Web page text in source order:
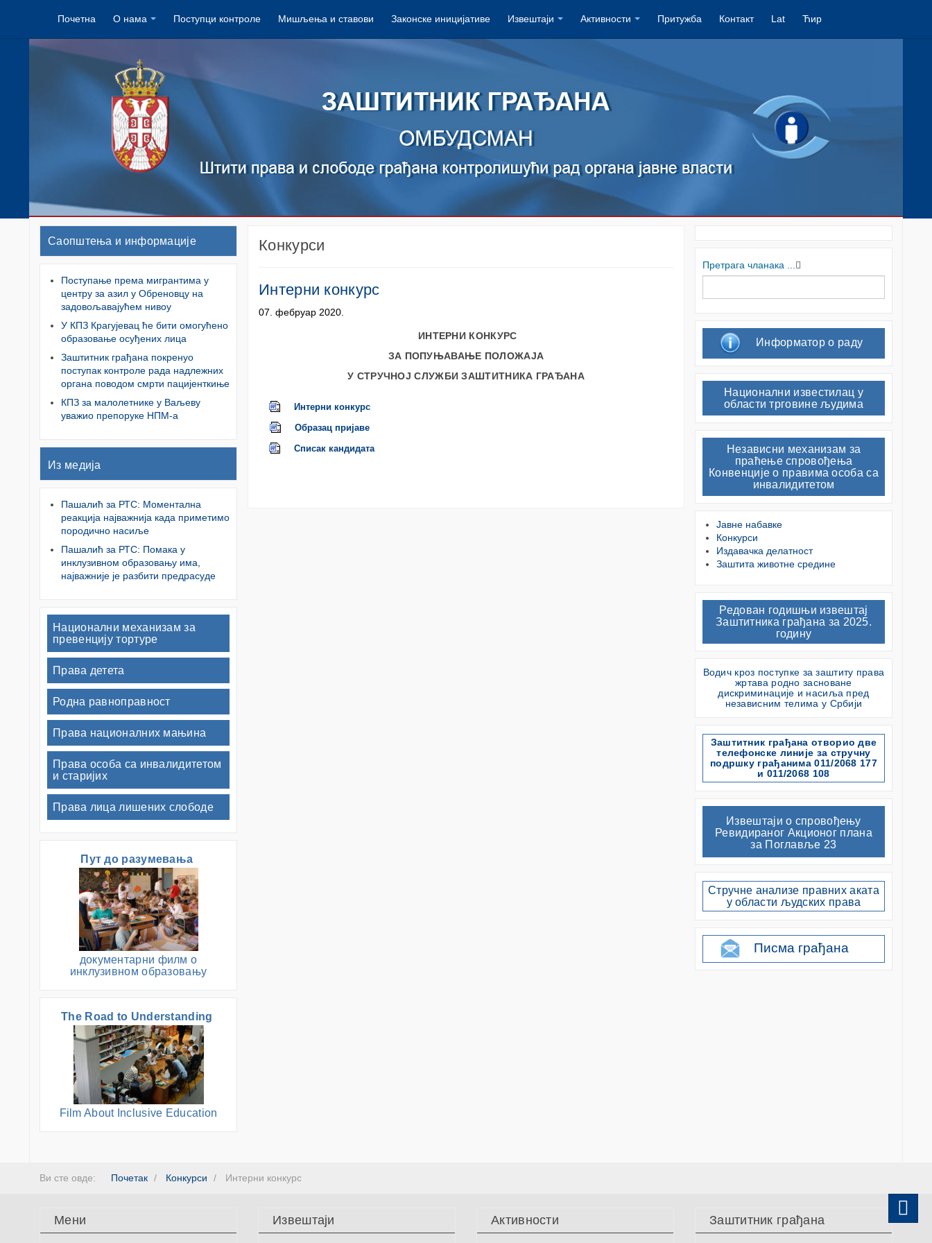
Почетна О нама Поступци контроле Мишљења и ставови Законске иницијативе Извештаји Активности Притужба Контакт Lat Ћир
Конкурси
Интерни конкурс
07. фебруар 2020.
ИНТЕРНИ КОНКУРС
ЗА ПОПУЊАВАЊЕ ПОЛОЖАЈА
У СТРУЧНОЈ СЛУЖБИ ЗАШТИТНИКА ГРАЂАНА
Интерни конкурс
Образац пријаве
Списак кандидата
Саопштења и информације
Поступање према мигрантима у
центру за азил у Обреновцу на
задовољавајућем нивоу
У КПЗ Крагујевац ће бити омогућено
образовање осуђених лица
Заштитник грађана покренуо
поступак контроле рада надлежних
органа поводом смрти пацијенткиње
КПЗ за малолетнике у Ваљеву
уважио препоруке НПМ-а
Из медија
Пашалић за РТС: Моментална
реакција најважнија када приметимо
породично насиље
Пашалић за РТС: Помака у
инклузивном образовању има,
најважније је разбити предрасуде
Национални механизам за
превенцију тортуре
Права детета
Родна равноправност
Права националних мањина
Права особа са инвалидитетом
и старијих
Права лица лишених слободе
Пут до разумевања
документарни филм о
инклузивном образовању
The Road to Understanding
Film About Inclusive Education
Претрага чланака ...
Информатор о раду
Национални известилац у
области трговине људима
Независни механизам за
праћење спровођења
Конвенције о правима особа са
инвалидитетом
Јавне набавке
Конкурси
Издавачка делатност
Заштита животне средине
Редован годишњи извештај
Заштитника грађана за 2025.
годину
Водич кроз поступке за заштиту права
жртава родно засноване
дискриминације и насиља пред
независним телима у Србији
Заштитник грађана отворио две
телефонске линије за стручну
подршку грађанима 011/2068 177
и 011/2068 108
Извештаји о спровођењу
Ревидираног Акционог плана
за Поглавље 23
Стручне анализе правних аката
у области људских права
Писма грађана
Ви сте овде: Почетак Конкурси Интерни конкурс
Мени Извештаји Активности Заштитник грађана